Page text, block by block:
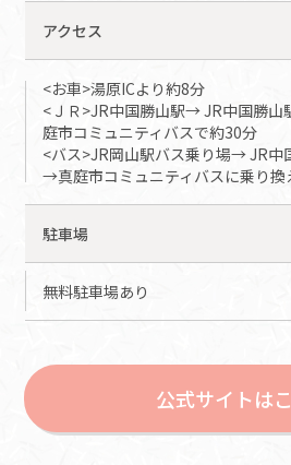
アクセス
<お車>湯原ICより約8分
<ＪＲ>JR中国勝山駅→ JR中国勝山
庭市コミュニティバスで約30分
<バス>JR岡山駅バス乗り場→ JR中
→真庭市コミュニティバスに乗り換
駐車場
無料駐車場あり
公式サイトは